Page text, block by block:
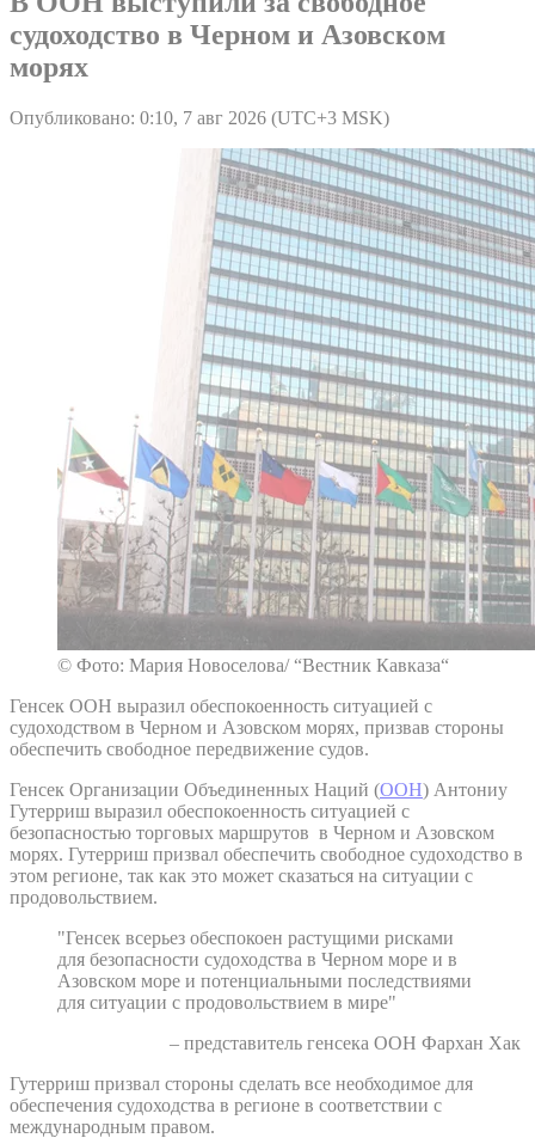
судоходство в Черном и Азовском
морях
Опубликовано: 0:10, 7 авг 2026 (UTC+3 MSK)
© Фото: Мария Новоселова/ “Вестник Кавказа“
Генсек ООН выразил обеспокоенность ситуацией с
судоходством в Черном и Азовском морях, призвав стороны
обеспечить свободное передвижение судов.
Генсек Организации Объединенных Наций (ООН) Антониу
Гутерриш выразил обеспокоенность ситуацией с
безопасностью торговых маршрутов в Черном и Азовском
морях. Гутерриш призвал обеспечить свободное судоходство в
этом регионе, так как это может сказаться на ситуации с
продовольствием.
"Генсек всерьез обеспокоен растущими рисками
для безопасности судоходства в Черном море и в
Азовском море и потенциальными последствиями
для ситуации с продовольствием в мире"
– представитель генсека ООН Фархан Хак
Гутерриш призвал стороны сделать все необходимое для
обеспечения судоходства в регионе в соответствии с
международным правом.